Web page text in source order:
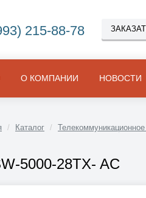
Каталог
5000-28TX- AC
215-88-78
О КОМПАНИИ НОВОСТИ